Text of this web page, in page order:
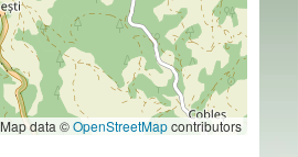
Map data ©OpenStreetMapcontributors